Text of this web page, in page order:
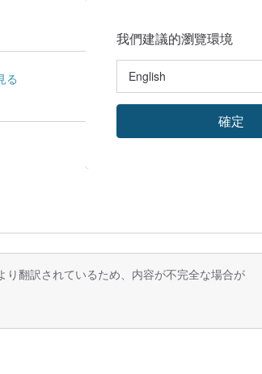
る
翻訳されているため、内容が不完全な場合が
我們建議的瀏覽環境
確定